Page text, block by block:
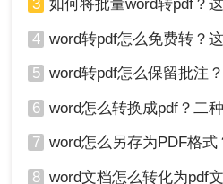
4、稍等片刻处理完毕。
3 如何将批量word转pdf？这三种
4 word转pdf怎么免费转？
5 word转pdf怎么保留批注？3
6 word怎么转换成pdf？二
7 word怎么另存为PDF格式？
8 word文档怎么转化为pdf文档？3 种实用转